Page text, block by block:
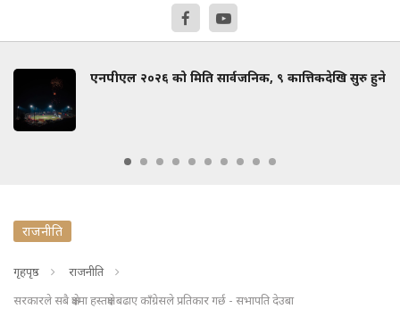
एनपीएल २०२६ को मिति सार्वजनिक, ९ कात्तिकदेखि सुरु हुने
राजनीति
गृहपृष्ठ
राजनीति
सरकारले सबै क्षेत्रमा हस्तक्षेप बढाए काँग्रेसले प्रतिकार गर्छ - सभापति देउबा